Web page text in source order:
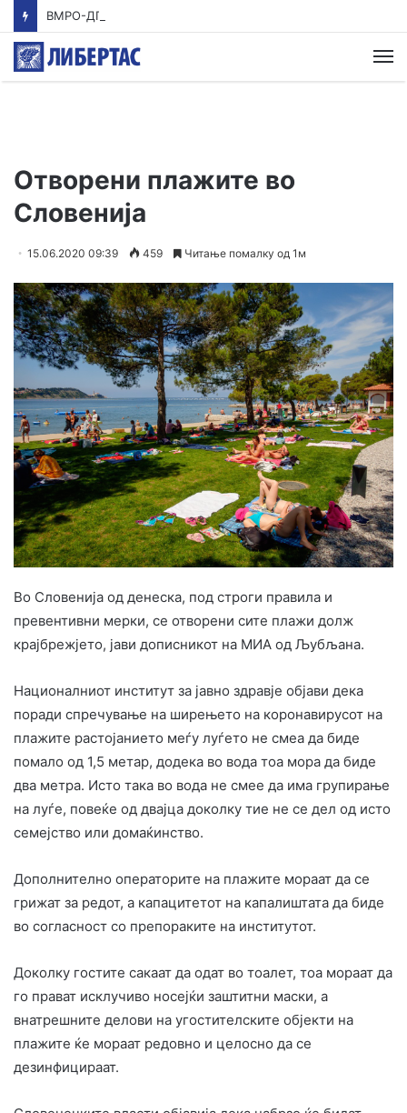
Отворени плажите во
Словенија
15.06.2020 09:39 459 Читање помалку од 1м
Во Словенија од денеска, под строги правила и
превентивни мерки, се отворени сите плажи долж
крајбрежјето, јави дописникот на МИА од Љубљана.
Националниот институт за јавно здравје објави дека
поради спречување на ширењето на коронавирусот на
плажите растојанието меѓу луѓето не смеа да биде
помало од 1,5 метар, додека во вода тоа мора да биде
два метра. Исто така во вода не смее да има групирање
на луѓе, повеќе од двајца доколку тие не се дел од исто
семејство или домаќинство.
Дополнително операторите на плажите мораат да се
грижат за редот, а капацитетот на капалиштата да биде
во согласност со препораките на институтот.
Доколку гостите сакаат да одат во тоалет, тоа мораат да
го прават исклучиво носејќи заштитни маски, а
внатрешните делови на угостителските објекти на
плажите ќе мораат редовно и целосно да се
дезинфицираат.